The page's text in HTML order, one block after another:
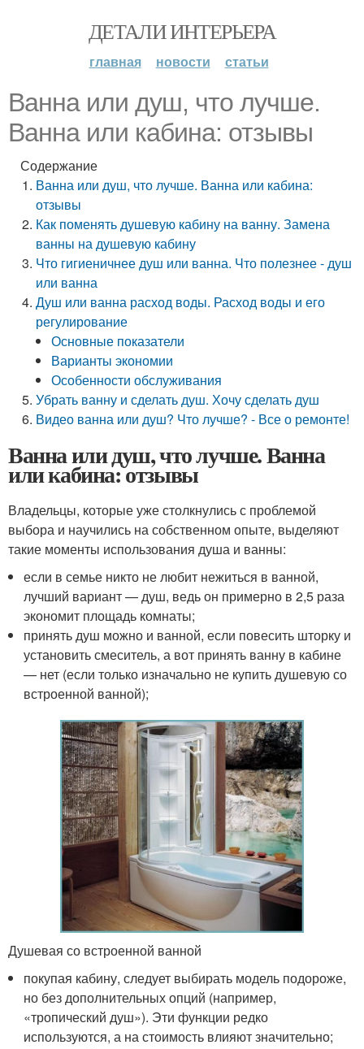
ДЕТАЛИ ИНТЕРЬЕРА
главная новости статьи
Ванна или душ, что лучше.
Ванна или кабина: отзывы
Содержание
Ванна или душ, что лучше. Ванна или кабина:
отзывы
Как поменять душевую кабину на ванну. Замена
ванны на душевую кабину
Что гигиеничнее душ или ванна. Что полезнее - душ
или ванна
Душ или ванна расход воды. Расход воды и его
регулирование
Основные показатели
Варианты экономии
Особенности обслуживания
Убрать ванну и сделать душ. Хочу сделать душ
Видео ванна или душ? Что лучше? - Все о ремонте!
Ванна или душ, что лучше. Ванна
или кабина: отзывы
Владельцы, которые уже столкнулись с проблемой
выбора и научились на собственном опыте, выделяют
такие моменты использования душа и ванны:
если в семье никто не любит нежиться в ванной,
лучший вариант — душ, ведь он примерно в 2,5 раза
экономит площадь комнаты;
принять душ можно и ванной, если повесить шторку и
установить смеситель, а вот принять ванну в кабине
— нет (если только изначально не купить душевую со
встроенной ванной);
Душевая со встроенной ванной
покупая кабину, следует выбирать модель подороже,
но без дополнительных опций (например,
«тропический душ»). Эти функции редко
используются, а на стоимость влияют значительно;